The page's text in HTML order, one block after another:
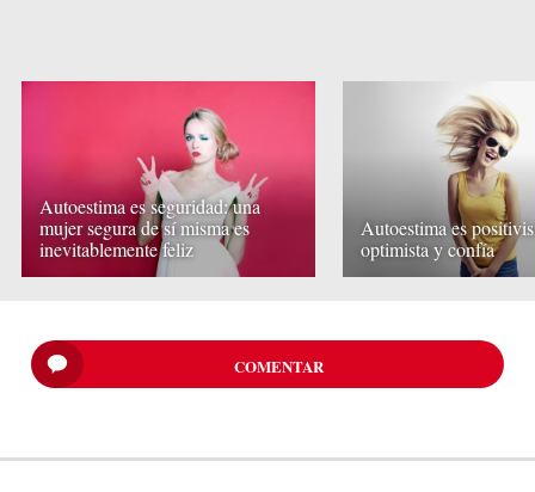
Autoestima es seguridad: una
mujer segura de sí misma es
inevitablemente feliz
Autoestima es
optimista y confía
COMENTAR